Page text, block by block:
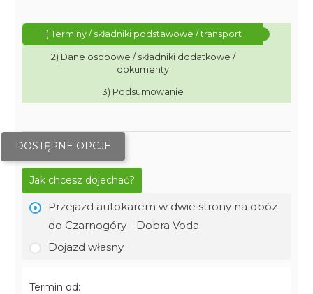
1) Terminy / składniki podstawowe / transport
2) Dane osobowe / składniki dodatkowe /
dokumenty
3) Podsumowanie
DOSTĘPNE OPCJE
Jak chcesz dojechać?
Przejazd autokarem w dwie strony na obóz
do Czarnogóry - Dobra Voda
Dojazd własny
Termin od: